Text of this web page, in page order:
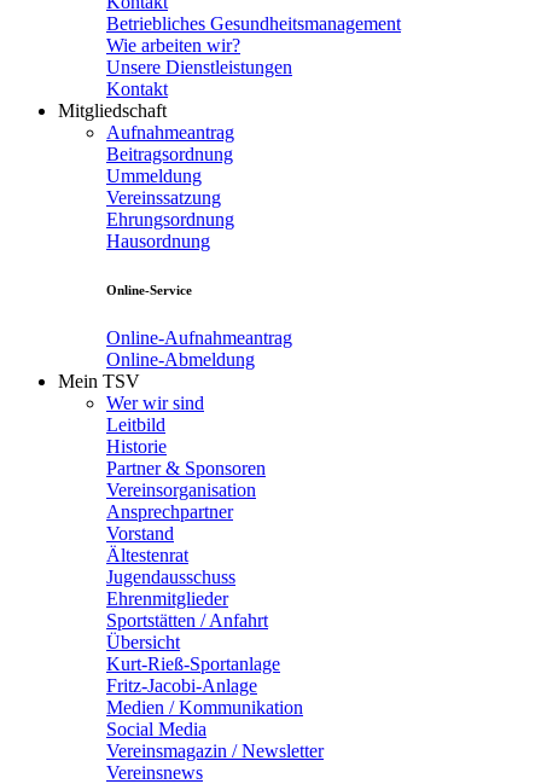
Betriebliches Gesundheitsmanagement
Wie arbeiten wir?
Unsere Dienstleistungen
Kontakt
Mitgliedschaft
Aufnahmeantrag
Beitragsordnung
Ummeldung
Vereinssatzung
Ehrungsordnung
Hausordnung
Online-Service
Online-Aufnahmeantrag
Online-Abmeldung
Mein TSV
Wer wir sind
Leitbild
Historie
Partner & Sponsoren
Vereinsorganisation
Ansprechpartner
Vorstand
Ältestenrat
Jugendausschuss
Ehrenmitglieder
Sportstätten / Anfahrt
Übersicht
Kurt-Rieß-Sportanlage
Fritz-Jacobi-Anlage
Medien / Kommunikation
Social Media
Vereinsmagazin / Newsletter
Vereinsnews